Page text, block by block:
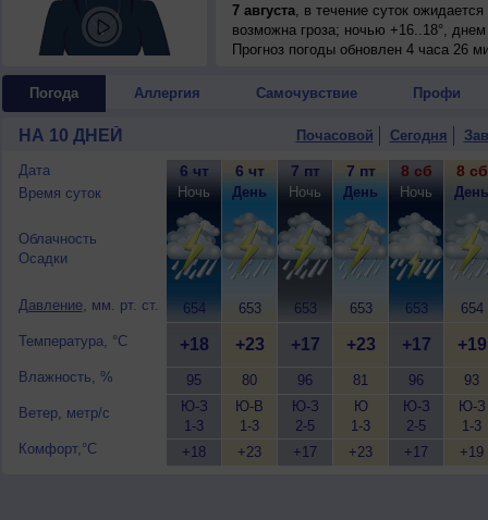
7 августа, в течение суток
возможна гроза; ночью +16..18°,
7 августа, ожидается переменная
8 августа, в течение суток
, ожидается переменная
ночью +16..18°, днем +22..24°, ветер
Прогноз погоды обновлен 4 часа 26
Погода Аллергия Самочувствие Профи
НА 10 ДНЕЙ Почасовой Сегодня
Дата
Время суток
Облачность
Осадки
Давление, мм. рт. ст.
Температура, °C
Влажность, %
Ветер, метр/с
Комфорт,°C
6 чт
Ночь
654
+18
95
Ю-З
1-3
+18
6 чт
День
653
+23
80
Ю-В
1-3
+23
7 пт
Ночь
653
+17
96
Ю-З
2-5
+17
7 пт
День
653
+23
81
Ю
1-3
+23
8 сб
Ночь
653
+17
96
Ю-З
2-5
+17
8 сб
День
654
+19
93
Ю-З
1-3
+19